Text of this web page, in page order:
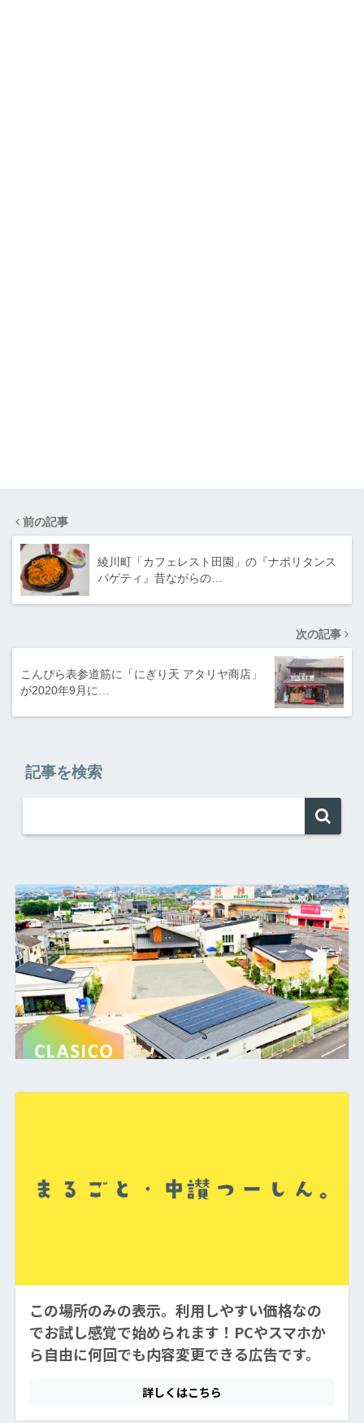
前の記事
綾川町「カフェレスト田園」の『ナポリタンス
パゲティ』昔ながらの…
次の記事
こんぴら表参道筋に「にぎり天 アタリヤ商店」
が2020年9月に…
記事を検索